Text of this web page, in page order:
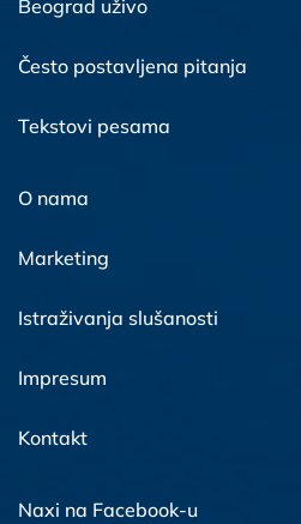
Beograd uživo
Često postavljena pitanja
Tekstovi pesama
O nama
Marketing
Istraživanja slušanosti
Impresum
Kontakt
Naxi na Facebook-u